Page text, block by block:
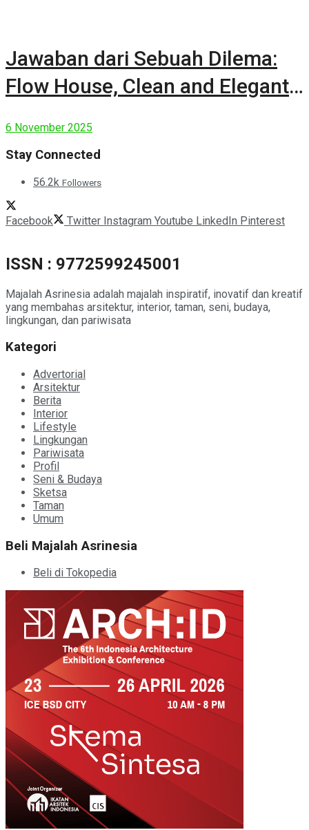
Jawaban dari Sebuah Dilema:
Flow House, Clean and Elegant
6 November 2025
Stay Connected
56.2k Followers
Facebook Twitter Instagram Youtube LinkedIn Pinterest
ISSN : 9772599245001
Majalah Asrinesia adalah majalah inspiratif, inovatif dan kreatif
yang membahas arsitektur, interior, taman, seni, budaya,
lingkungan, dan pariwisata
Kategori
Advertorial
Arsitektur
Berita
Interior
Lifestyle
Lingkungan
Pariwisata
Profil
Seni & Budaya
Sketsa
Taman
Umum
Beli Majalah Asrinesia
Beli di Tokopedia